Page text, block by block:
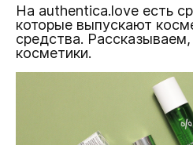
На authentica.love есть
которые выпускают
средства.
косметики.